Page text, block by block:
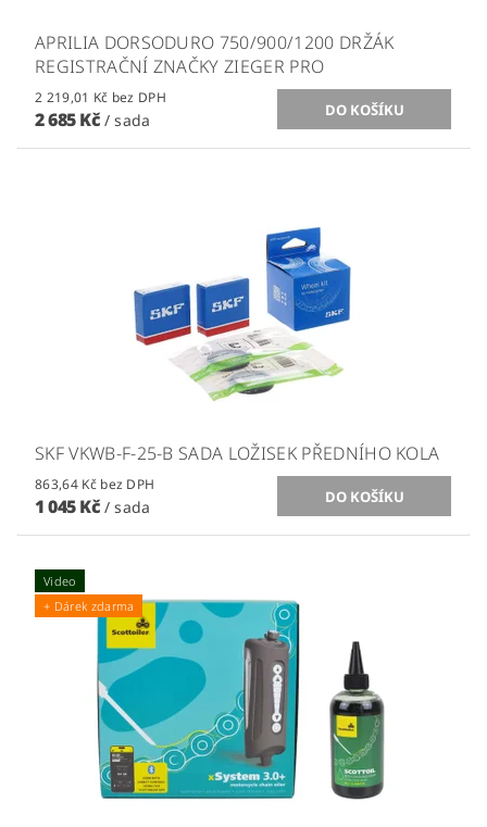
APRILIA DORSODURO 750/900/1200 DRŽÁK
REGISTRAČNÍ ZNAČKY ZIEGER PRO
2 219,01 Kč bez DPH
2 685 Kč / sada
SKF VKWB-F-25-B SADA LOŽISEK PŘEDNÍHO KOLA
863,64 Kč bez DPH
1 045 Kč / sada
Video
+ Dárek zdarma